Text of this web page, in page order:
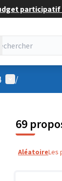
participatif
Menu utilisateur
/
69
AléatoireLes